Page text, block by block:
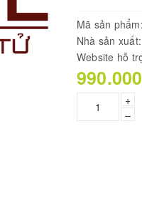
Mã sản phẩm:
Nhà sản xuất:
Website hỗ
+
–